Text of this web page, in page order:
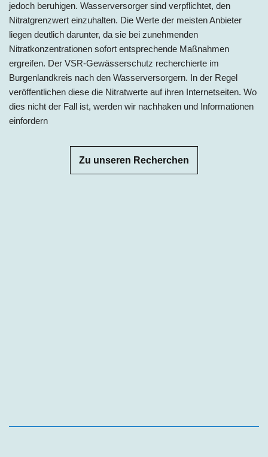
jedoch beruhigen. Wasserversorger sind verpflichtet, den
Nitratgrenzwert einzuhalten. Die Werte der meisten Anbieter
liegen deutlich darunter, da sie bei zunehmenden
Nitratkonzentrationen sofort entsprechende Maßnahmen
ergreifen. Der VSR-Gewässerschutz recherchierte im
Burgenlandkreis nach den Wasserversorgern. In der Regel
veröffentlichen diese die Nitratwerte auf ihren Internetseiten. Wo
dies nicht der Fall ist, werden wir nachhaken und Informationen
einfordern
Zu unseren Recherchen